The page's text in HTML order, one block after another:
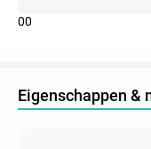
00
Eigenschappen &